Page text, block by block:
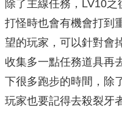
除了主線任務，LV10之
打怪時也會有機會打到
望的玩家，可以針對會
收集多一點任務道具再
下很多跑步的時間，除
玩家也要記得去殺裂牙